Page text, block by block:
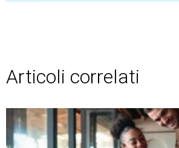
Articoli correlati